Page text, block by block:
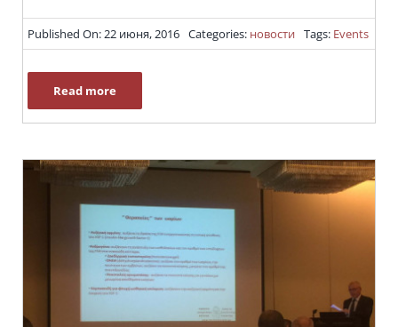
Published On: 22 июня, 2016 Categories: новости Tags: Events
Read more